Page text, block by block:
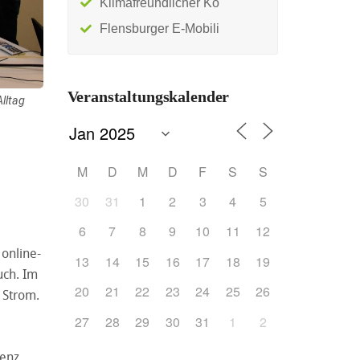
Im
Klimafreundlicher Ko
Flensburger E-Mobili
Veranstaltungskalender
M D M D F S
S
30
31 1 2 3 4
5
6
7 8 9 10 11
12
13
14 15 16 17 18
19
20
21 22 23 24 25
26
27
28 29 30 31 1 2